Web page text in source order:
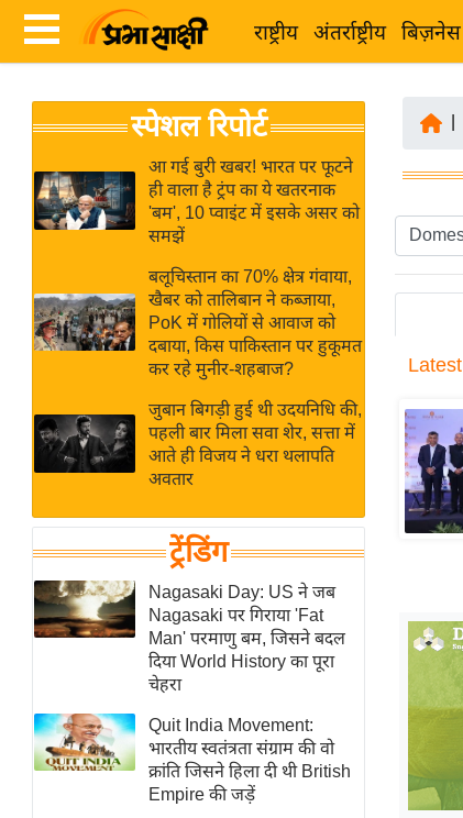
राष्ट्रीय अंतर्राष्ट्रीय बिज़नेस
News
Hindi
Live
News in
Hindi
News
Hindi
Videos
ख
ब
र
अंतर्राष्ट्रीय
बिज़नेस
विशेषज्ञ
राय
खेल
क्रिकेट
IPL
2026
मिसाल बेमिसाल
शख्सियत
यंग इंडिया
स्पेशल रिपोर्ट
आ गई बुरी खबर! भारत पर फूटने
ही वाला है ट्रंप का ये खतरनाक
'बम', 10 प्वाइंट में इसके असर को
समझें
बलूचिस्तान का 70% क्षेत्र गंवाया,
खैबर को तालिबान ने कब्जाया,
PoK में गोलियों से आवाज को
दबाया, किस पाकिस्तान पर हुकूमत
कर रहे मुनीर-शहबाज?
जुबान बिगड़ी हुई थी उदयनिधि की,
पहली बार मिला सवा शेर, सत्ता में
आते ही विजय ने धरा थलापति
अवतार
ट्रेंडिंग
Nagasaki Day: US ने जब
Nagasaki पर गिराया 'Fat
Man' परमाणु बम, जिसने बदल
दिया World History का पूरा
चेहरा
Quit India Movement:
भारतीय स्वतंत्रता संग्राम की वो
क्रांति जिसने हिला दी थी British
Empire की जड़ें
Latest